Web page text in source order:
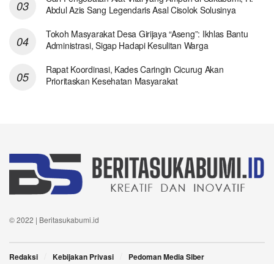
Abdul Azis Sang Legendaris Asal Cisolok Solusinya
Tokoh Masyarakat Desa Girijaya “Aseng”: Ikhlas Bantu
Administrasi, Sigap Hadapi Kesulitan Warga
Rapat Koordinasi, Kades Caringin Cicurug Akan
Prioritaskan Kesehatan Masyarakat
© 2022 | Beritasukabumi.id
Redaksi Kebijakan Privasi Pedoman Media Siber